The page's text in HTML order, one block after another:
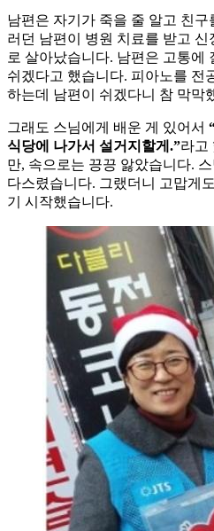
남편은 자기가 죽을 줄 알고 친
러던 남편이 병원 치료를 받고
로 살아났습니다. 남편은 고통에
쉬겠다고 했습니다. 피아노를 전
하는데 남편이 쉬겠다니 참 막막
그래도 스님에게 배운 게 있어서
식당에 나가서 설거지할게.”라고
만, 속으로는 끙끙 앓았습니다.
다스렸습니다. 그랬더니 고맙게
기 시작했습니다.